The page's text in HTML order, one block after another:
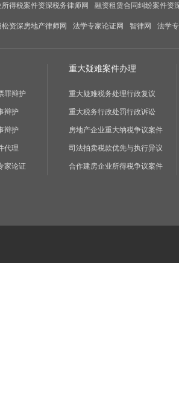
所得税案件资深税务律师网 融资租赁合同纠纷案件资
松资深房地产律师网 法学专家论证网 智律网 法学
罪辩护
辩护
辩护
代理
家论证
重大疑难案件办理
重大疑难税务处理行政复议
重大税务行政处罚行政诉讼
房地产企业重大纳税争议案件
司法拍卖税款优先与执行异议
合作建房企业所得税争议案件